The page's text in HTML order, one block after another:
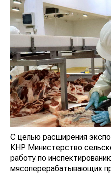
С целью расширения
КНР Министерство
работу по
мясоперерабатывающих